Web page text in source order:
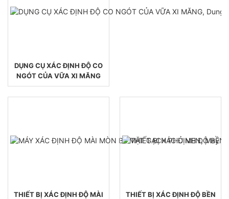
DỤNG CỤ XÁC ĐỊNH ĐỘ CO
NGÓT CỦA VỮA XI MĂNG
THIẾT BỊ XÁC ĐỊNH ĐỘ MÀI
THIẾT BỊ XÁC ĐỊNH ĐỘ BỀN